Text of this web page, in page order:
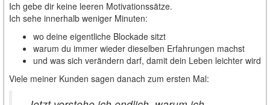
Ich gebe dir keine leeren Motivationssätze.
Ich sehe innerhalb weniger Minuten:
wo deine eigentliche Blockade sitzt
warum du immer wieder dieselben Erfahrungen machst
und was sich verändern darf, damit dein Leben leichter wird
Viele meiner Kunden sagen danach zum ersten Mal: